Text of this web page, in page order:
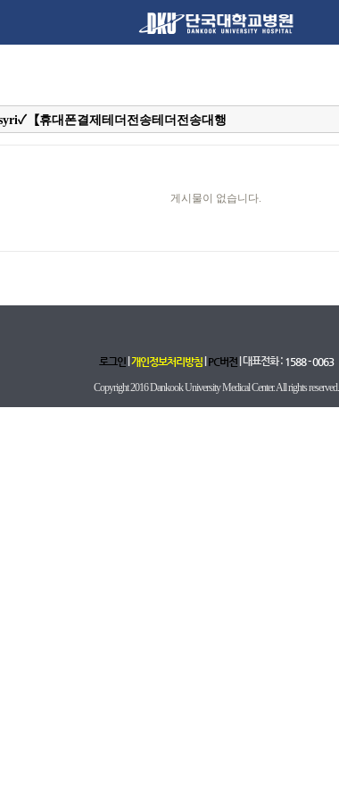
게시물이 없습니다.
로그인|개인정보처리방침|PC버전| 대표전화 : 1588 - 0063
Copyright 2016 Dankook University Medical Center. All rights reserved.